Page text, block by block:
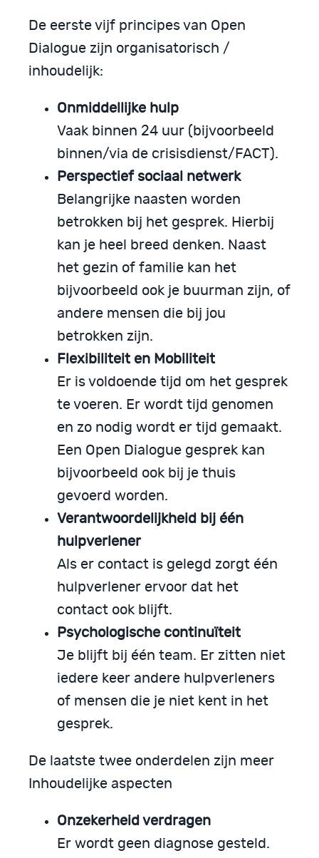
De eerste vijf principes van Open
Dialogue zijn organisatorisch /
inhoudelijk:
Onmiddellijke hulp
Vaak binnen 24 uur (bijvoorbeeld
binnen/via de crisisdienst/FACT).
Perspectief sociaal netwerk
Belangrijke naasten worden
betrokken bij het gesprek. Hierbij
kan je heel breed denken. Naast
het gezin of familie kan het
bijvoorbeeld ook je buurman zijn, of
andere mensen die bij jou
betrokken zijn.
Flexibiliteit en Mobiliteit
Er is voldoende tijd om het gesprek
te voeren. Er wordt tijd genomen
en zo nodig wordt er tijd gemaakt.
Een Open Dialogue gesprek kan
bijvoorbeeld ook bij je thuis
gevoerd worden.
Verantwoordelijkheid bij één
hulpverlener
Als er contact is gelegd zorgt één
hulpverlener ervoor dat het
contact ook blijft.
Psychologische continuïteit
Je blijft bij één team. Er zitten niet
iedere keer andere hulpverleners
of mensen die je niet kent in het
gesprek.
De laatste twee onderdelen zijn meer
Inhoudelijke aspecten
Onzekerheid verdragen
Er wordt geen diagnose gesteld.